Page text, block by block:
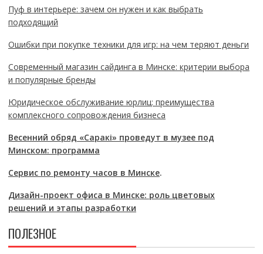
Пуф в интерьере: зачем он нужен и как выбрать
подходящий
Ошибки при покупке техники для игр: на чем теряют деньги
Современный магазин сайдинга в Минске: критерии выбора
и популярные бренды
Юридическое обслуживание юрлиц: преимущества
комплексного сопровождения бизнеса
Весенний обряд «Саракі» проведут в музее под
Минском: программа
Сервис по ремонту часов в Минске.
Дизайн-проект офиса в Минске: роль цветовых
решений и этапы разработки
ПОЛЕЗНОЕ